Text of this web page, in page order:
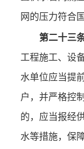
网的压力符合
第二十三
工程施工、设
水单位应当提
户，并严格控
的，应当报经
水等措施，保